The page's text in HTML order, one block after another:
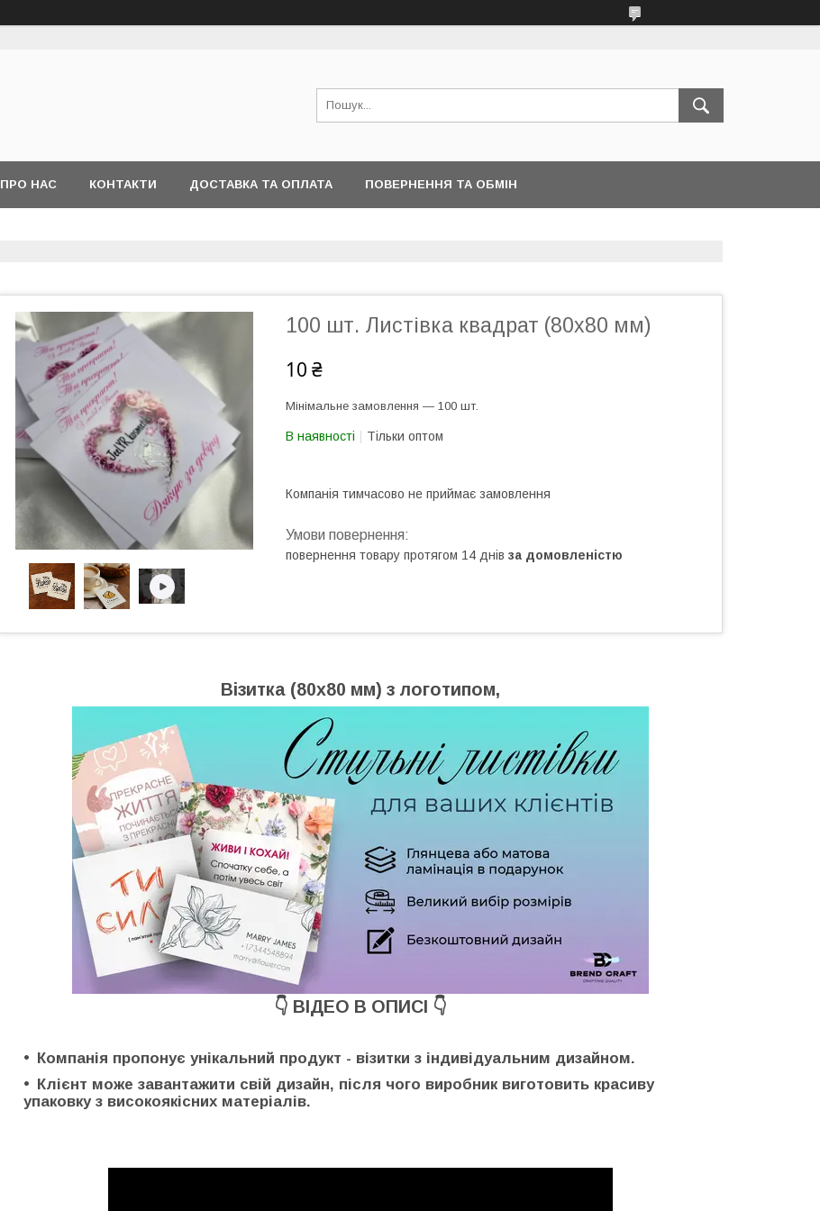
ПРО НАС КОНТАКТИ ДОСТАВКА ТА ОПЛАТА ПОВЕРНЕННЯ ТА ОБМІН
100 шт. Листівка квадрат (80х80 мм)
10 ₴
Мінімальне замовлення — 100 шт.
В наявності Тільки оптом
Компанія тимчасово не приймає замовлення
повернення товару протягом 14 днів за домовленістю
Візитка (80х80 мм) з логотипом,
👇 ВІДЕО В ОПИСІ 👇
Компанія пропонує унікальний продукт - візитки з індивідуальним дизайном.
Клієнт може завантажити свій дизайн, після чого виробник виготовить красиву
упаковку з високоякісних матеріалів.